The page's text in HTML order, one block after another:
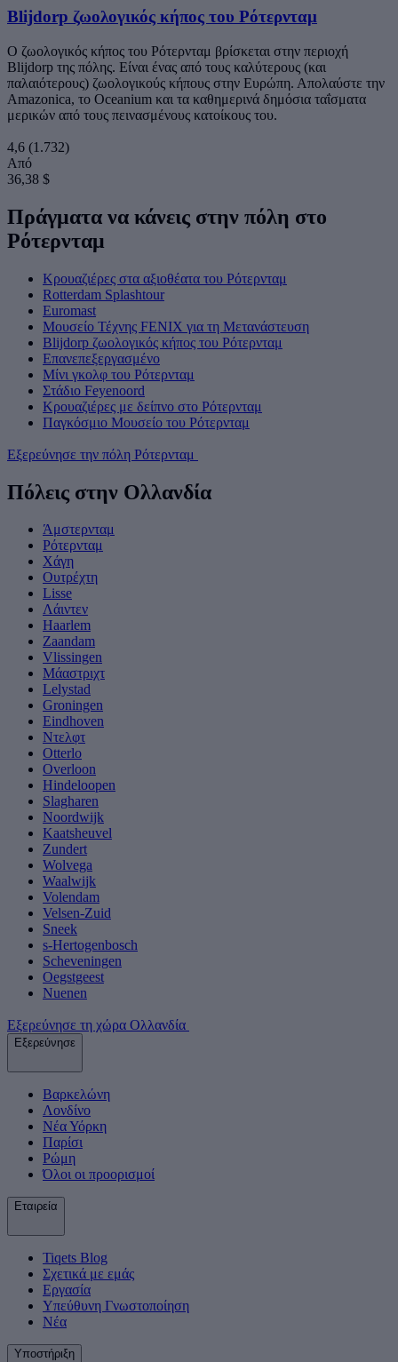
Blijdorp ζωολογικός κήπος του Ρότερνταμ
Ο ζωολογικός κήπος του Ρότερνταμ βρίσκεται στην περιοχή
Blijdorp της πόλης. Είναι ένας από τους καλύτερους (και
παλαιότερους) ζωολογικούς κήπους στην Ευρώπη. Απολαύστε την
Amazonica, το Oceanium και τα καθημερινά δημόσια ταΐσματα
μερικών από τους πεινασμένους κατοίκους του.
4,6 (1.732)
Από
36,38 $
Πράγματα να κάνεις στην πόλη στο
Ρότερνταμ
Κρουαζιέρες στα αξιοθέατα του Ρότερνταμ
Rotterdam Splashtour
Euromast
Μουσείο Τέχνης FENIX για τη Μετανάστευση
Blijdorp ζωολογικός κήπος του Ρότερνταμ
Επανεπεξεργασμένο
Μίνι γκολφ του Ρότερνταμ
Στάδιο Feyenoord
Κρουαζιέρες με δείπνο στο Ρότερνταμ
Παγκόσμιο Μουσείο του Ρότερνταμ
Εξερεύνησε την πόλη Ρότερνταμ
Πόλεις στην Ολλανδία
Άμστερνταμ
Ρότερνταμ
Χάγη
Ουτρέχτη
Lisse
Λάιντεν
Haarlem
Zaandam
Vlissingen
Μάαστριχτ
Lelystad
Groningen
Eindhoven
Ντελφτ
Otterlo
Overloon
Hindeloopen
Slagharen
Noordwijk
Kaatsheuvel
Zundert
Wolvega
Waalwijk
Volendam
Velsen-Zuid
Sneek
s-Hertogenbosch
Scheveningen
Oegstgeest
Nuenen
Εξερεύνησε τη χώρα Ολλανδία
Εξερεύνησε
Βαρκελώνη
Λονδίνο
Νέα Υόρκη
Παρίσι
Ρώμη
Όλοι οι προορισμοί
Εταιρεία
Tiqets Βlog
Σχετικά με εμάς
Εργασία
Υπεύθυνη Γνωστοποίηση
Νέα
Υποστήριξη